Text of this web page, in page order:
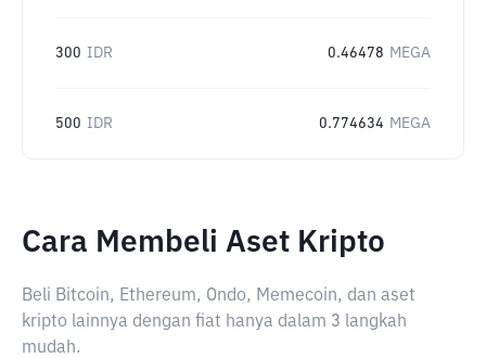
300 IDR 0.46478 MEGA
500 IDR 0.774634 MEGA
Cara Membeli Aset Kripto
Beli Bitcoin, Ethereum, Ondo, Memecoin, dan aset
kripto lainnya dengan fiat hanya dalam 3 langkah
mudah.